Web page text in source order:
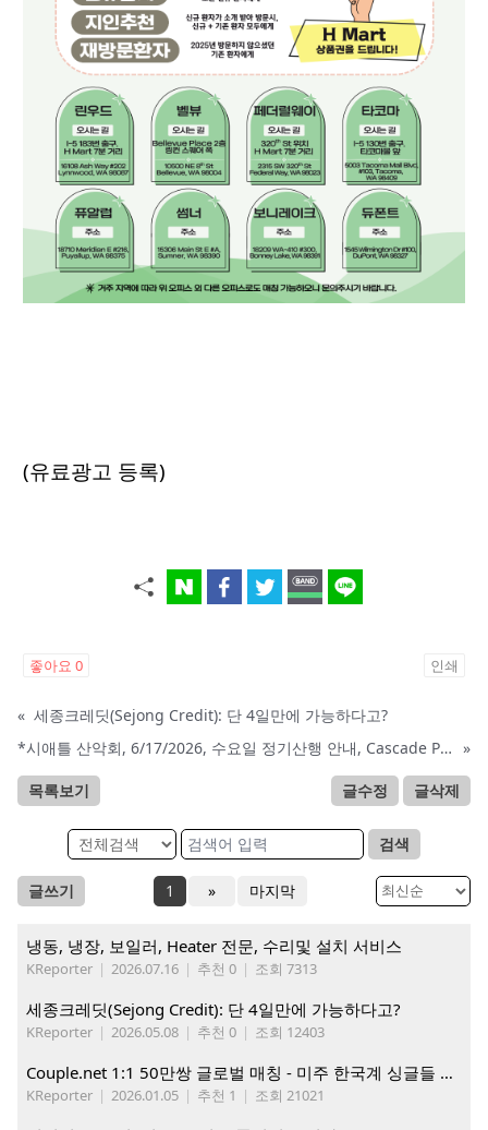
(유료광고 등록)
좋아요 0 인쇄
« 세종크레딧(Sejong Credit): 단 4일만에 가능하다고?
*시애틀 산악회, 6/17/2026, 수요일 정기산행 안내, Cascade Pass and Sahale Arm* »
목록보기 글수정 글삭제
검색
글쓰기 1 » 마지막
냉동, 냉장, 보일러, Heater 전문, 수리및 설치 서비스
KReporter | 2026.07.16 | 추천 0 | 조회 7313
세종크레딧(Sejong Credit): 단 4일만에 가능하다고?
KReporter | 2026.05.08 | 추천 0 | 조회 12403
Couple.net 1:1 50만쌍 글로벌 매칭 - 미주 한국계 싱글들 모이세요
KReporter | 2026.01.05 | 추천 1 | 조회 21021